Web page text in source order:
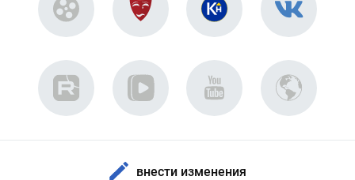
внести изменения